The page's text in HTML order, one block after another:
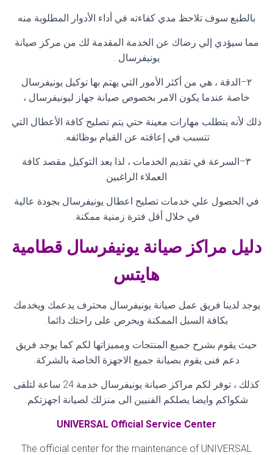
بالطبع سوف تلاحظ مدي كفاءته في أداء الأدوار المطلوبة منه
مما سيؤدي إلي رضاك عن الخدمة المقدمة لك من مركز صيانة
يونيفرسال
٢–الدقة ، هي من أكثر الأمور التي يهتم بها توكيل يونيفرسال
خاصة عندما يكون الامر بخصوص صيانة جهاز ليونيفرسال ،
ذلك لأنه يتطلب مهارات معينة حتي يتم تصليح كافة الأعطال التي
تتسبب في إعاقته عن القيام بوظائفه
٣–السرعة في تقديم الخدمات ، لذا يعد التوكيل مقصد كافة
العملاء الراغبين
في الحصول علي خدمات تصليح اعطال يونيفرسال بجودة عالية
في خلال أقل فترة زمنية ممكنة
دليل مراكز صيانة يونيفرسال قطامية
هايتس
يوجد لدينا فريق عمل صيانة يونيفرسال محترف يدعمك ويخدمك
بكافة السبل الممكنة ويحرص على راحتك دائما
حيث يقوم بشرح جميع المنتجات ومميزاتها لكم كما يوجد فريق
دعم فنى يقوم بصيانة جميع الاجهزة الخاصة بالشركة
كذلك ، توفر لكم مراكز صيانة يونيفرسال خدمة 24 ساعة لتلقى
شكواكم وايضا يصلكم الفنيين الى منزلك لصيانة اجهزتكم
UNIVERSAL Official Service Center
The official center for the maintenance of UNIVERSAL